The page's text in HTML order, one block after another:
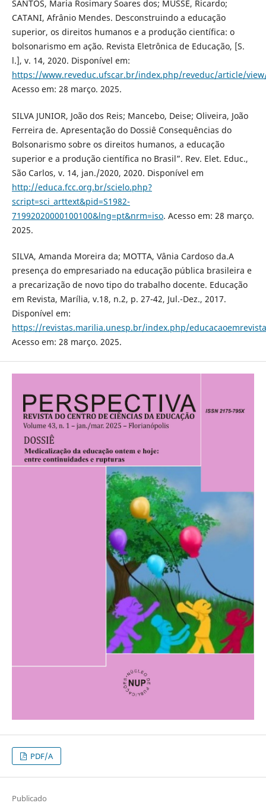
SANTOS, Maria Rosimary Soares dos; MUSSE, Ricardo;
CATANI, Afrânio Mendes. Desconstruindo a educação
superior, os direitos humanos e a produção científica: o
bolsonarismo em ação. Revista Eletrônica de Educação, [S.
l.], v. 14, 2020. Disponível em:
https://www.reveduc.ufscar.br/index.php/reveduc/article/
Acesso em: 28 março. 2025.
SILVA JUNIOR, João dos Reis; Mancebo, Deise; Oliveira, João
Ferreira de. Apresentação do Dossiê Consequências do
Bolsonarismo sobre os direitos humanos, a educação
superior e a produção científica no Brasil”. Rev. Elet. Educ.,
São Carlos, v. 14, jan./2020, 2020. Disponível em
http://educa.fcc.org.br/scielo.php?
script=sci_arttext&pid=S1982-
71992020000100100&lng=pt&nrm=iso. Acesso em: 28 março.
2025.
SILVA, Amanda Moreira da; MOTTA, Vânia Cardoso da.A
presença do empresariado na educação pública brasileira e
a precarização de novo tipo do trabalho docente. Educação
em Revista, Marília, v.18, n.2, p. 27-42, Jul.-Dez., 2017.
Disponível em:
https://revistas.marilia.unesp.br/index.php/
Acesso em: 28 março. 2025.
PDF/A
Publicado